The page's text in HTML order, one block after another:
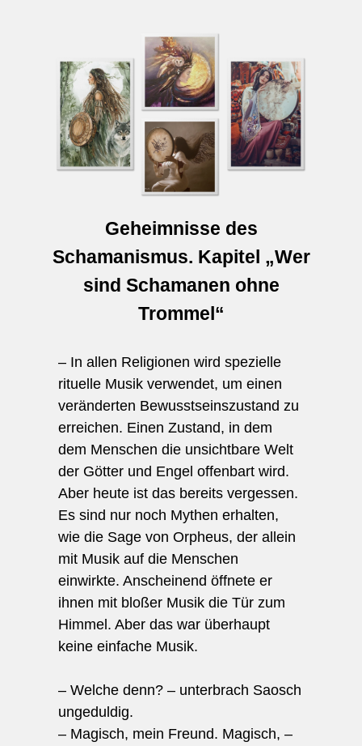
– In allen Religionen wird spezielle
rituelle Musik verwendet, um einen
veränderten Bewusstseinszustand zu
erreichen. Einen Zustand, in dem
dem Menschen die unsichtbare Welt
der Götter und Engel offenbart wird.
Aber heute ist das bereits vergessen.
Es sind nur noch Mythen erhalten,
wie die Sage von Orpheus, der allein
mit Musik auf die Menschen
einwirkte. Anscheinend öffnete er
ihnen mit bloßer Musik die Tür zum
Himmel. Aber das war überhaupt
keine einfache Musik.
– Welche denn? – unterbrach Saosch
ungeduldig.
– Magisch, mein Freund. Magisch, –
Geheimnisse des
Schamanismus. Kapitel „Wer
sind Schamanen ohne
Trommel“